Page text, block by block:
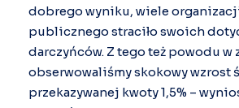
dobrego wyniku, wiele
publicznego straciło swoich
darczyńców. Z tego też powodu w
obserwowaliśmy skokowy wzrost
przekazywanej kwoty 1,5% –